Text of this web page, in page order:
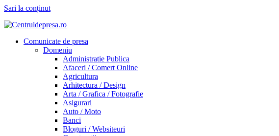
Sari la conținut
Comunicate de presa
Domeniu
Administratie Publica
Afaceri / Comert Online
Agricultura
Arhitectura / Design
Arta / Grafica / Fotografie
Asigurari
Auto / Moto
Banci
Bloguri / Websiteuri